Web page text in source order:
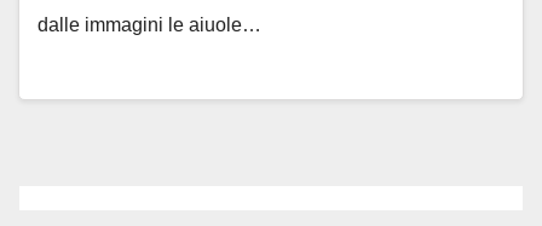
dalle immagini le aiuole…